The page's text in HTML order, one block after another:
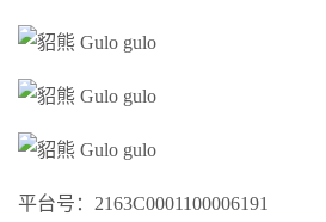
平台号：2163C0001100006191